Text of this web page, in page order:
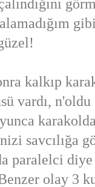
kalkıp
vardı,
savcılığa
paralelci diye
olay 3